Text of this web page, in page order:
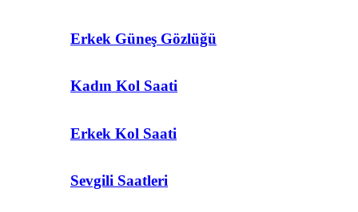
Erkek Güneş Gözlüğü
Kadın Kol Saati
Erkek Kol Saati
Sevgili Saatleri